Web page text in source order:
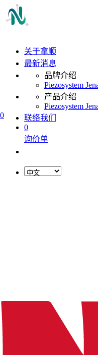
0
关于拿顺
最新消息
品牌介绍
Piezosystem
产品介绍
Piezosystem
联络我们
0
询价单